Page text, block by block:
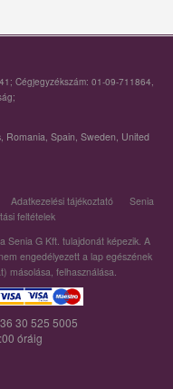
Cégjegyzékszám: 01-09-711864,
, Romania, Spain, Sweden, United
Adatkezelési tájékoztató
Senia
feltételek
Senia G Kft. tulajdonát képezik. A
engedélyezett a lap egészének
másolása, felhasználása.
30 525 5005
óráig